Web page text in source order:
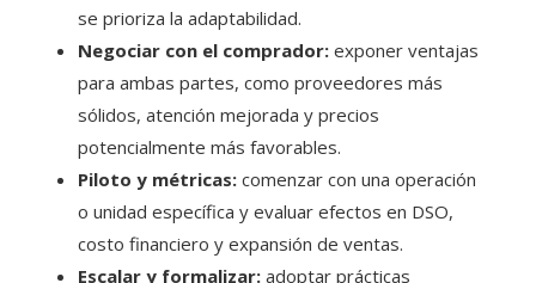
se prioriza la adaptabilidad.
Negociar con el comprador: exponer ventajas
para ambas partes, como proveedores más
sólidos, atención mejorada y precios
potencialmente más favorables.
Piloto y métricas: comenzar con una operación
o unidad específica y evaluar efectos en DSO,
costo financiero y expansión de ventas.
Escalar y formalizar: adoptar prácticas